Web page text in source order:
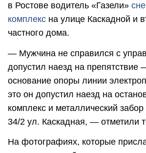
в Ростове водитель «Газели»
комплекс на улице Каскадной и
частного дома.
— Мужчина не справился с
допустил наезд на препятствие
основание опоры линии
это он допустил наезд на
комплекс и металлический
34/2 ул. Каскадная, — отметили
На фотографиях, которые